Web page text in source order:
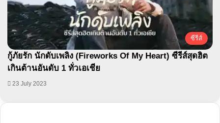
ซีรีส์
กู้ภัยรัก นักดับเพลิง (Fireworks Of My Heart) ซีรีส์สุดฮิต
เกินต้านอันดับ 1 ทั่วเอเชีย
23 July 2023